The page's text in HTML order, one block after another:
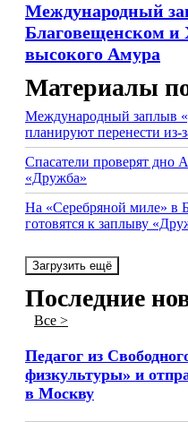
Международный
Благовещенском и
высокого Амура
Материалы
Международный заплыв
планируют перенести из-
Спасатели проверят дно
«Дружба»
На «Серебряной миле» в
готовятся к заплыву
Загрузить ещё
Последние
Все >
Педагог из
физкультуры» и
в Москву